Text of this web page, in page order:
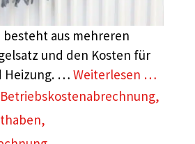
besteht aus mehreren
und den Kosten für
Heizung. … Weiterlesen …
Betriebskostenabrechnung,
,